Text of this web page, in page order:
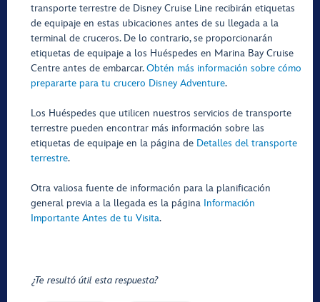
transporte terrestre de Disney Cruise Line recibirán etiquetas
de equipaje en estas ubicaciones antes de su llegada a la
terminal de cruceros. De lo contrario, se proporcionarán
etiquetas de equipaje a los Huéspedes en Marina Bay Cruise
Centre antes de embarcar.Obtén más información sobre cómo
prepararte para tu crucero Disney Adventure.
Los Huéspedes que utilicen nuestros servicios de transporte
terrestre pueden encontrar más información sobre las
etiquetas de equipaje en la página de Detalles del transporte
terrestre.
Otra valiosa fuente de información para la planificación
general previa a la llegada es la página Información
Importante Antes de tu Visita.
¿Te resultó útil esta respuesta?